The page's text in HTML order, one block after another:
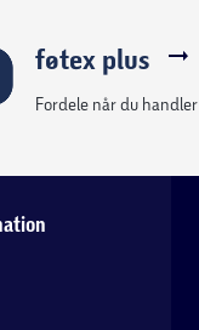
føtex plus
Fordele når du handler